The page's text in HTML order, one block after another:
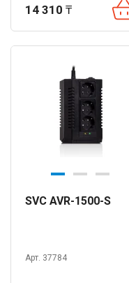
14 310 ₸
SVC AVR-1500-S
Арт. 37784